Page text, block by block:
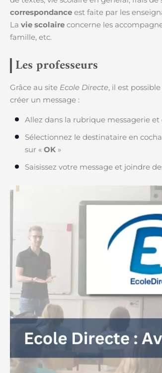
correspondance est faite par les
La vie scolaire concerne les
famille, etc.
Les professeurs
Grâce au site Ecole Directe, il est
créer un message :
Allez dans la rubrique messagerie et
Sélectionnez le destinataire en
sur « OK »
Saisissez votre message et joindre